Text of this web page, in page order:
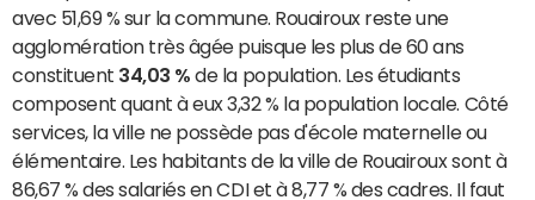
avec 51,69 % sur la commune. Rouairoux reste une
agglomération très âgée puisque les plus de 60 ans
constituent 34,03 % de la population. Les étudiants
composent quant à eux 3,32 % la population locale. Côté
services, la ville ne possède pas d'école maternelle ou
élémentaire. Les habitants de la ville de Rouairoux sont à
86,67 % des salariés en CDI et à 8,77 % des cadres. Il faut